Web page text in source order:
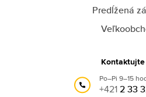
Predĺžená
Po–Pi 9–15
+4212 33